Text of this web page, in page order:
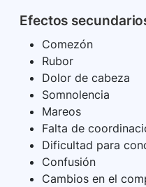
Efectos
Comezón
Rubor
Dolor de cabeza
Somnolencia
Mareos
Falta de
Dificultad para
Confusión
Cambios en el